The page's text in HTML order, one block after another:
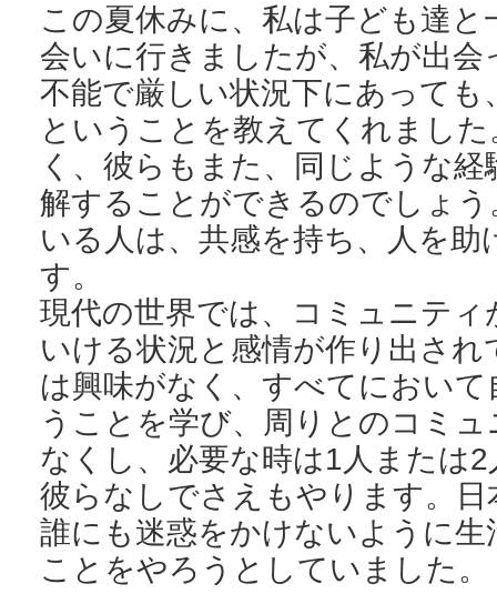
この夏休みに、私は子ども達
会いに行きましたが、私が出
不能で厳しい状況下にあって
ということを教えてくれまし
く、彼らもまた、同じような
解することができるのでしょ
いる人は、共感を持ち、人を
す。
現代の世界では、コミュニテ
いける状況と感情が作り出さ
は興味がなく、すべてにおい
うことを学び、周りとのコミ
なくし、必要な時は1人または
彼らなしでさえもやります。
誰にも迷惑をかけないように
ことをやろうとしていました。